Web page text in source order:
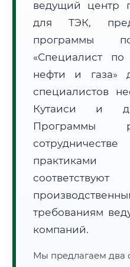
• Маршрут транзита:~3 221 км
📜 Документы и аккредитация
Нажмите на документ
ведущий центр
для ТЭК,
программы
«Специалист по
нефти и газа»
специалистов
Кутаиси и
Программы
требованиям
компаний.
Мы предлагаем два